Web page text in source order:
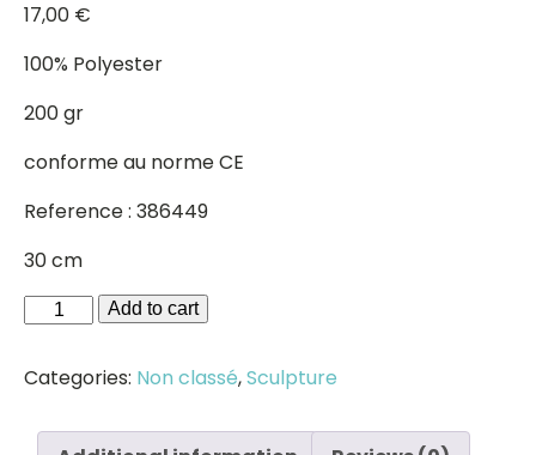
17,00 €
100% Polyester
200 gr
conforme au norme CE
Reference : 386449
30 cm
Baby
quantity
Add to cart
Categories: Non classé,Sculpture